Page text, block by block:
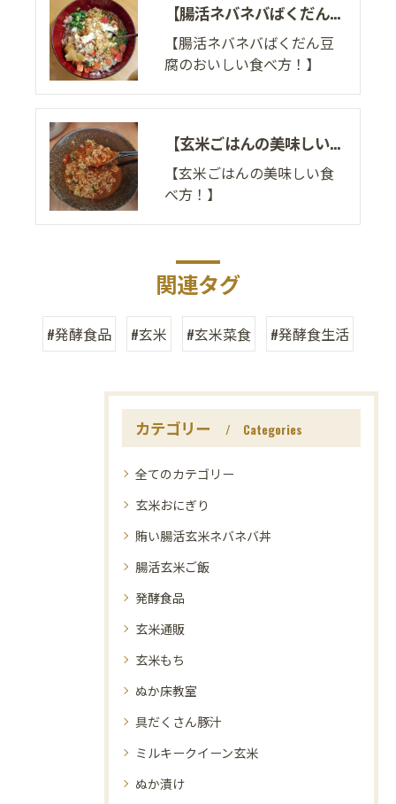
【腸活ネバネバばくだん豆腐のおいしい食べ方！】
【腸活ネバネバばくだん豆
腐のおいしい食べ方！】
【玄米ごはんの美味しい食べ方！】
【玄米ごはんの美味しい食
べ方！】
関連タグ
#発酵食品 #玄米 #玄米菜食 #発酵食生活
カテゴリー Categories
全てのカテゴリー
玄米おにぎり
賄い腸活玄米ネバネバ丼
腸活玄米ご飯
発酵食品
玄米通販
玄米もち
ぬか床教室
具だくさん豚汁
ミルキークイーン玄米
ぬか漬け